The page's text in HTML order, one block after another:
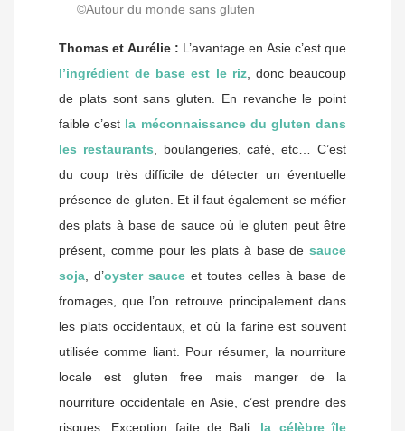
©Autour du monde sans gluten
Thomas et Aurélie : L’avantage en Asie c’est que
l’ingrédient de base est le riz, donc beaucoup
de plats sont sans gluten. En revanche le point
faible c’est la méconnaissance du gluten dans
les restaurants , boulangeries, café, etc… C’est
du coup très difficile de détecter un éventuelle
présence de gluten. Et il faut également se méfier
des plats à base de sauce où le gluten peut être
présent, comme pour les plats à base de sauce
soja , d’oyster sauce et toutes celles à base de
fromages, que l’on retrouve principalement dans
les plats occidentaux, et où la farine est souvent
utilisée comme liant. Pour résumer, la nourriture
locale est gluten free mais manger de la
nourriture occidentale en Asie, c’est prendre des
risques. Exception faite de Bali, la célèbre île